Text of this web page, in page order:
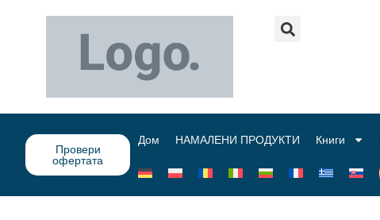
Провери
офертата
Дом НАМАЛЕНИ ПРОДУКТИ Книги